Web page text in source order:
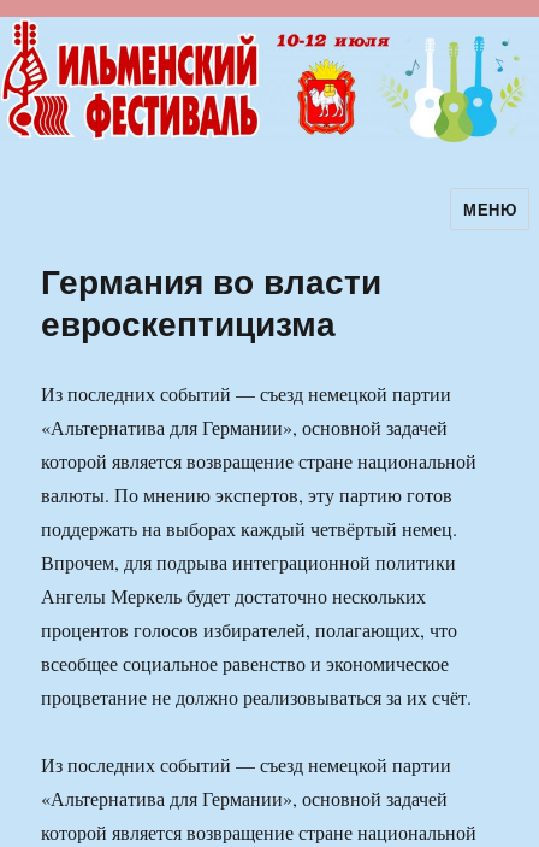
Ильменский фестиваль авторскойМЕНЮ
Германия во власти
евроскептицизма
Из последних событий — съезд немецкой партии
«Альтернатива для Германии», основной задачей
которой является возвращение стране национальной
валюты. По мнению экспертов, эту партию готов
поддержать на выборах каждый четвёртый немец.
Впрочем, для подрыва интеграционной политики
Ангелы Меркель будет достаточно нескольких
процентов голосов избирателей, полагающих, что
всеобщее социальное равенство и экономическое
процветание не должно реализовываться за их счёт.
Из последних событий — съезд немецкой партии
«Альтернатива для Германии», основной задачей
которой является возвращение стране национальной